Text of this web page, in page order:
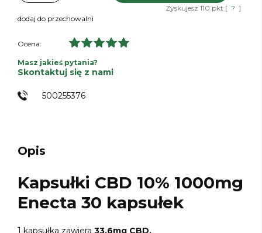
Zyskujesz110 pkt [ ? ]
dodaj do przechowalni
Ocena:
Masz jakieś pytania?
Skontaktuj się z nami
500255376
Opis
Kapsułki CBD 10% 1000mg
Enecta 30 kapsułek
1 kapsułka zawiera 33,6mg CBD.